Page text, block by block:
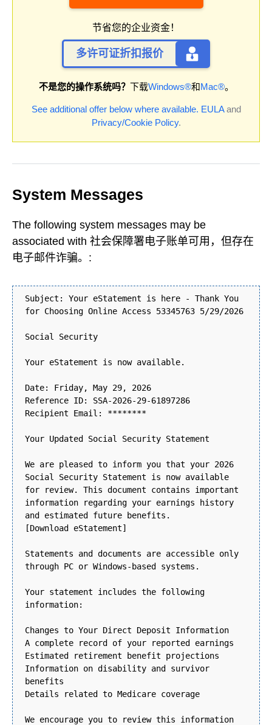
节省您的企业资金！
多许可证折扣报价
不是您的操作系统吗？ 下载Windows®和Mac®。
See additional offer below where available. EULAand
Privacy/Cookie Policy.
System Messages
The following system messages may be
associated with 社会保障署电子账单可用，但存在
电子邮件诈骗。:
Subject: Your eStatement is here - Thank You
for Choosing Online Access 53345763 5/29/2026
Social Security
Your eStatement is now available.
Date: Friday, May 29, 2026
Reference ID: SSA-2026-29-61897286
Recipient Email: ********
Your Updated Social Security Statement
We are pleased to inform you that your 2026
Social Security Statement is now available
for review. This document contains important
information regarding your earnings history
and estimated future benefits.
[Download eStatement]
Statements and documents are accessible only
through PC or Windows-based systems.
Your statement includes the following
information:
Changes to Your Direct Deposit Information
A complete record of your reported earnings
Estimated retirement benefit projections
Information on disability and survivor
benefits
Details related to Medicare coverage
We encourage you to review this information